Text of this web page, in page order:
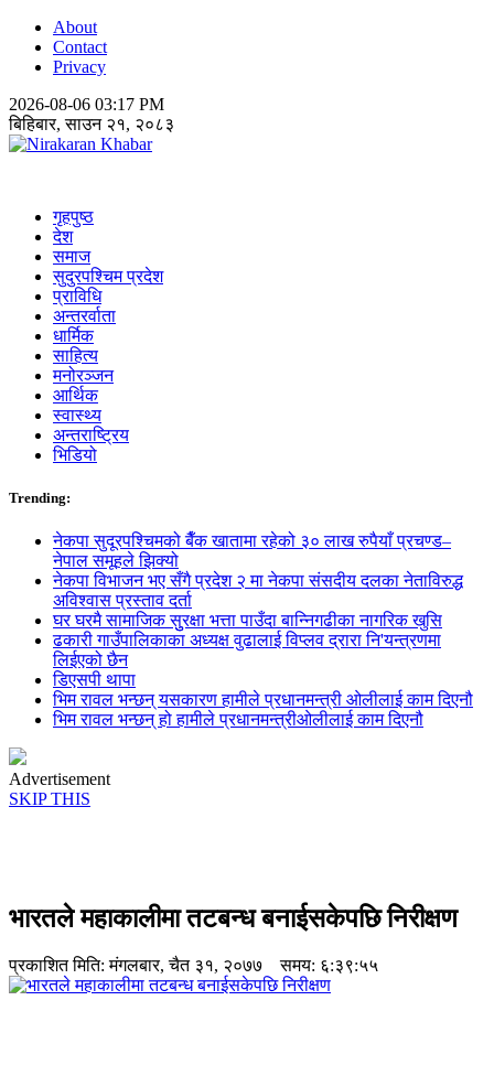
About
Contact
Privacy
2026-08-06 03:17 PM
बिहिबार, साउन २१, २०८३
गृहपुष्ठ
देश
समाज
सुदुरपश्चिम प्रदेश
प्राविधि
अन्तरर्वाता
धार्मिक
साहित्य
मनोरञ्जन
आर्थिक
स्वास्थ्य
अन्तराष्ट्रिय
भिडियो
Trending:
नेकपा सुदूरपश्चिमको बैँक खातामा रहेको ३० लाख रुपैयाँ प्रचण्ड–
नेपाल समूहले झिक्य‍ो
नेकपा विभाजन भए सँगै प्रदेश २ मा नेकपा संसदीय दलका नेताविरुद्ध
अविश्वास प्रस्ताव दर्ता
घर घरमै सामाजिक सुुरक्षा भत्ता पाउँदा बान्निगढीका नागरिक खुसि
ढकारी गाउँपालिकाका अध्यक्ष वुढालाई विप्लव द्रारा नि'यन्त्रणमा
लिईएको छैन
डिएसपी थापा
भिम रावल भन्छन् यसकारण हामीले प्रधानमन्त्री ओलीलाई काम दिएनौ
भिम रावल भन्छन् हो हामीले प्रधानमन्त्रीओलीलाई काम दिएनौ
Advertisement
SKIP THIS
भारतले महाकालीमा तटबन्ध बनाईसकेपछि निरीक्षण
प्रकाशित मिति:मंगलबार, चैत ३१, २०७७ समय: ६:३९:५५